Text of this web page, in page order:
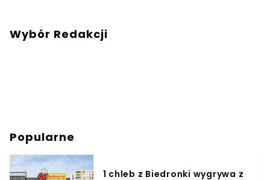
Wybór Redakcji
Popularne
1 chleb z Biedronki wygrywa z